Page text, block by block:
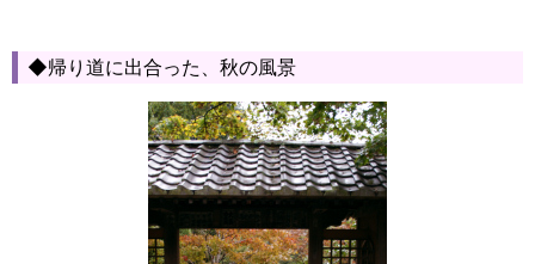
◆帰り道に出合った、秋の風景